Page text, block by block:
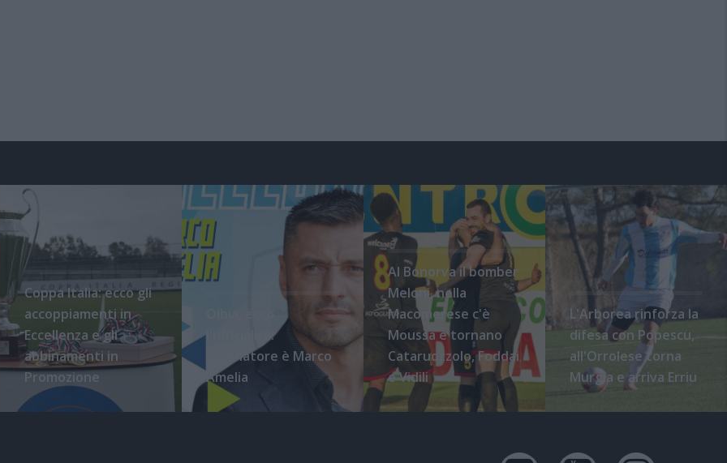
Coppa Italia: ecco gli
accoppiamenti in
Eccellenza e gli
abbinamenti in
Promozione
l'ufficialità:
l'allenatore è Marco
Amelia
Al Bonorva il bomber
Meloni, nella
Macomerese c'è
Moussa e tornano
Cataruozzolo, Foddai
e Vidili
L'Arborea rinforza la
difesa con Popescu,
all'Orrolese torna
Murgia e arriva Erriu